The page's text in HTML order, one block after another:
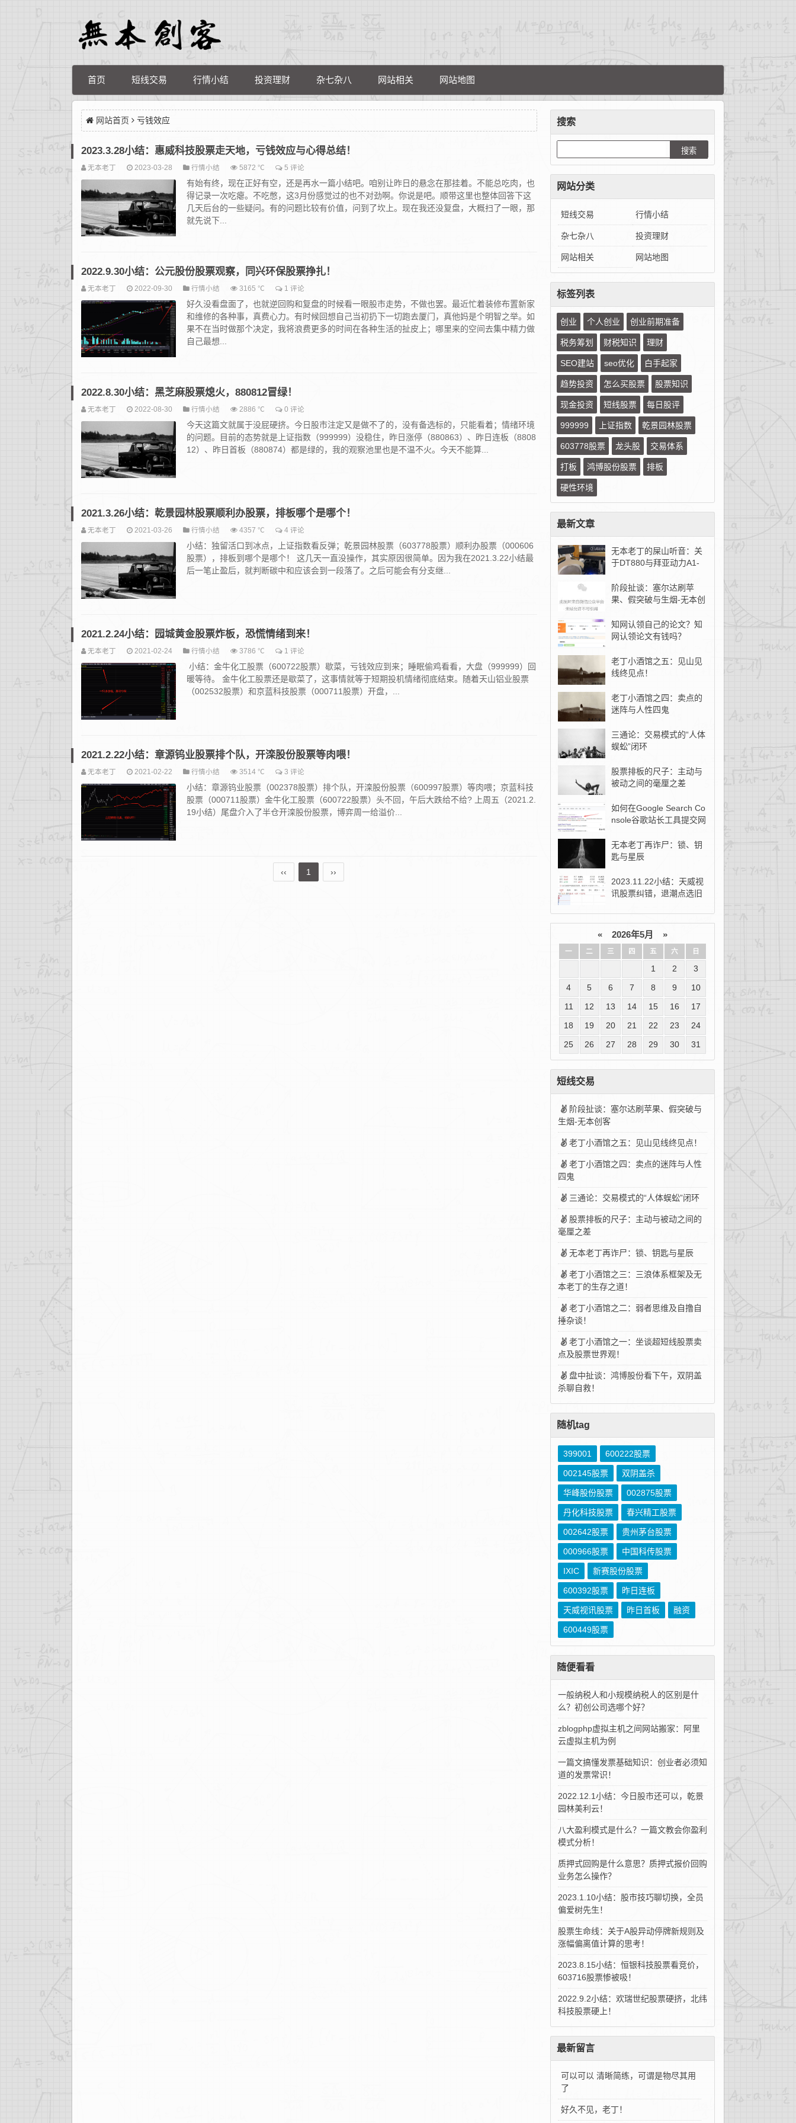
首页 短线交易 行情小结 投资理财 杂七杂八 网站相关 网站地图
网站首页 亏钱效应
2023.3.28小结：惠威科技股票走天地，亏钱效应与心得总结！
无本老丁 2023-03-28 行情小结 5872 ℃ 5 评论
有始有终，现在正好有空，还是再水一篇小结吧。咱别让昨日的悬念在那挂着。不能总吃肉，也
得记录一次吃瘪。不吃憋，这3月份感觉过的也不对劲啊。你说是吧。顺带这里也整体回答下这
几天后台的一些疑问。有的问题比较有价值，问到了坎上。现在我还没复盘，大概扫了一眼，那
就先说下...
2022.9.30小结：公元股份股票观察，同兴环保股票挣扎！
无本老丁 2022-09-30 行情小结 3165 ℃ 1 评论
好久没看盘面了，也就逆回购和复盘的时候看一眼股市走势，不做也罢。最近忙着装修布置新家
和维修的各种事，真费心力。有时候回想自己当初扔下一切跑去厦门，真他妈是个明智之举。如
果不在当时做那个决定，我将浪费更多的时间在各种生活的扯皮上；哪里来的空间去集中精力做
自己最想...
2022.8.30小结：黑芝麻股票熄火，880812冒绿！
无本老丁 2022-08-30 行情小结 2886 ℃ 0 评论
今天这篇文就属于没屁硬挤。今日股市注定又是做不了的，没有备选标的，只能看着；情绪环境
的问题。目前的态势就是上证指数（999999）没稳住，昨日涨停（880863）、昨日连板（8808
12）、昨日首板（880874）都是绿的，我的观察池里也是不温不火。今天不能算...
2021.3.26小结：乾景园林股票顺利办股票，排板哪个是哪个！
无本老丁 2021-03-26 行情小结 4357 ℃ 4 评论
小结：独留活口到冰点，上证指数看反弹；乾景园林股票（603778股票）顺利办股票（000606
股票），排板到哪个是哪个！ 这几天一直没操作，其实原因很简单。因为我在2021.3.22小结最
后一笔止盈后，就判断碳中和应该会到一段落了。之后可能会有分支继...
2021.2.24小结：园城黄金股票炸板，恐慌情绪到来！
无本老丁 2021-02-24 行情小结 3786 ℃ 1 评论
小结：金牛化工股票（600722股票）歇菜，亏钱效应到来；睡眠偷鸡看看，大盘（999999）回
暖等待。 金牛化工股票还是歇菜了，这事情就等于短期投机情绪彻底结束。随着天山铝业股票
（002532股票）和京蓝科技股票（000711股票）开盘，...
2021.2.22小结：章源钨业股票排个队，开滦股份股票等肉喂！
无本老丁 2021-02-22 行情小结 3514 ℃ 3 评论
小结：章源钨业股票（002378股票）排个队，开滦股份股票（600997股票）等肉喂；京蓝科技
股票（000711股票）金牛化工股票（600722股票）头不回，午后大跌给不给? 上周五（2021.2.
19小结）尾盘介入了半仓开滦股份股票，博弈周一给溢价...
‹‹ 1 ››
搜索
网站分类
短线交易 行情小结
杂七杂八 投资理财
网站相关 网站地图
标签列表
创业 个人创业 创业前期准备
税务筹划 财税知识 理财
SEO建站 seo优化 白手起家
趋势投资 怎么买股票 股票知识
现金投资 短线股票 每日股评
999999 上证指数 乾景园林股票
603778股票 龙头股 交易体系
打板 鸿博股份股票 排板
硬性环境
最新文章
无本老丁的屎山听音：关
于DT880与拜亚动力A1-
阶段扯谈：塞尔达刷苹
果、假突破与生烟-无本创
知网认领自己的论文？知
网认领论文有钱吗？
老丁小酒馆之五：见山见
线终见点！
老丁小酒馆之四：卖点的
迷阵与人性四鬼
三通论：交易模式的“人体
蜈蚣”闭环
股票排板的尺子：主动与
被动之间的毫厘之差
如何在Google Search Co
nsole谷歌站长工具提交网
无本老丁再诈尸：锁、钥
匙与星辰
2023.11.22小结：天威视
讯股票纠错，退潮点选旧
« 2026年5月 »
一 二 三 四 五 六 日
1 2
3
4
5 6 7 8 9
10
11
12 13 14 15 16
17
18
19 20 21 22 23
24
25
26 27 28 29 30 31
短线交易
阶段扯谈：塞尔达刷苹果、假突破与
生烟-无本创客
老丁小酒馆之五：见山见线终见点！
老丁小酒馆之四：卖点的迷阵与人性
四鬼
三通论：交易模式的“人体蜈蚣”闭环
股票排板的尺子：主动与被动之间的
毫厘之差
无本老丁再诈尸：锁、钥匙与星辰
老丁小酒馆之三：三浪体系框架及无
本老丁的生存之道！
老丁小酒馆之二：弱者思维及自撸自
捶杂谈！
老丁小酒馆之一：坐谈超短线股票卖
点及股票世界观！
盘中扯谈：鸿博股份看下午，双阴盖
杀聊自救！
随机tag
399001 600222股票
002145股票 双阴盖杀
华峰股份股票 002875股票
丹化科技股票 春兴精工股票
002642股票 贵州茅台股票
000966股票 中国科传股票
IXIC 新赛股份股票
600392股票 昨日连板
天威视讯股票 昨日首板 融资
600449股票
随便看看
一般纳税人和小规模纳税人的区别是什
么？初创公司选哪个好？
zblogphp虚拟主机之间网站搬家：阿里
云虚拟主机为例
一篇文搞懂发票基础知识：创业者必须知
道的发票常识！
2022.12.1小结：今日股市还可以，乾景
园林美利云！
八大盈利模式是什么？一篇文教会你盈利
模式分析！
质押式回购是什么意思？质押式报价回购
业务怎么操作？
2023.1.10小结：股市技巧聊切换，全员
偏爱树先生！
股票生命线：关于A股异动停牌新规则及
涨幅偏离值计算的思考！
2023.8.15小结：恒银科技股票看竞价，
603716股票惨被吸！
2022.9.2小结：欢瑞世纪股票硬挤，北纬
科技股票硬上！
最新留言
可以可以 清晰简练，可谓是物尽其用
了
好久不见，老丁！